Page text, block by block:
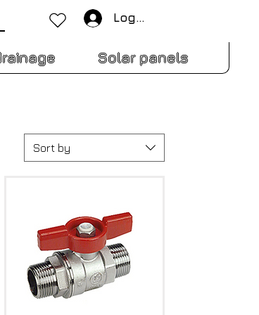
Solar panels
Log In
Sort by